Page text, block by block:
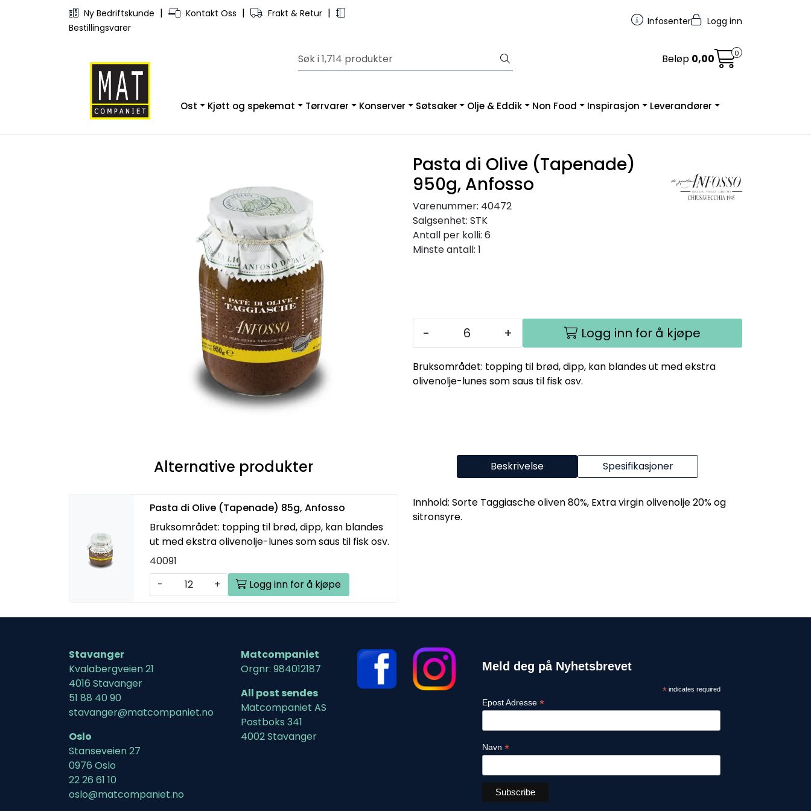
Skip to main contentNy Bedriftskunde | Kontakt Oss | Frakt & Retur |
Bestillingsvarer
Infosenter Logg inn
Beløp 0,00 0
Ost Kjøtt og spekemat Tørrvarer Konserver Søtsaker Olje & Eddik Non Food Inspirasjon Leverandører
Pasta di Olive (Tapenade)
950g, Anfosso
Varenummer: 40472
Salgsenhet: STK
Antall per kolli: 6
Minste antall: 1
- + Logg inn for å kjøpe
Bruksområdet: topping til brød, dipp, kan blandes ut med ekstra
olivenolje-lunes som saus til fisk osv.
Alternative produkter
Pasta di Olive (Tapenade) 85g, Anfosso
Bruksområdet: topping til brød, dipp, kan blandes
ut med ekstra olivenolje-lunes som saus til fisk osv.
40091
-
+ Logg inn for å kjøpe
Beskrivelse Spesifikasjoner
Innhold: Sorte Taggiasche oliven 80%, Extra virgin olivenolje 20% og
sitronsyre.
Stavanger
Kvalabergveien 21
4016 Stavanger
51 88 40 90
stavanger@matcompaniet.no
Oslo
Stanseveien 27
0976 Oslo
22 26 61 10
oslo@matcompaniet.no
Matcompaniet
Orgnr: 984012187
All post sendes
Matcompaniet AS
Postboks 341
4002 Stavanger
Meld deg på Nyhetsbrevet
*indicates required
Epost Adresse *
Navn *